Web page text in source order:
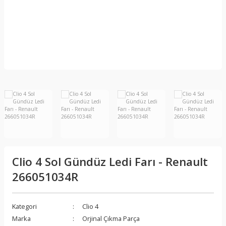
Clio 4 Sol Gündüz Ledi Farı - Renault
266051034R
Kategori
Clio 4
Marka
Orjinal Çıkma Parça